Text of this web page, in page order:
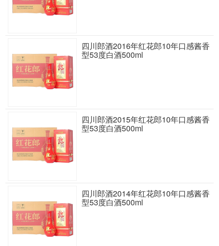
四川郎酒2016年红花郎10年口感酱香
型53度白酒500ml
四川郎酒2015年红花郎10年口感酱香
型53度白酒500ml
四川郎酒2014年红花郎10年口感酱香
型53度白酒500ml